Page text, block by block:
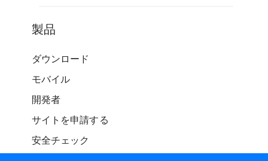
製品
ダウンロード
モバイル
開発者
サイトを申請する
安全チェック